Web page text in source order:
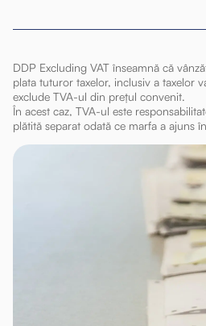
DDP Excluding VAT înseamnă că
plata tuturor taxelor, inclusiv a taxelor
exclude TVA-ul din prețul convenit.
În acest caz, TVA-ul este
plătită separat odată ce marfa a ajuns